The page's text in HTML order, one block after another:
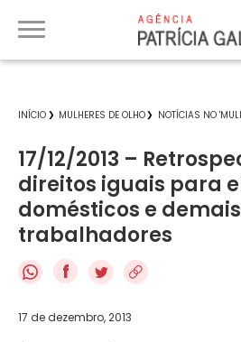
INÍCIO MULHERES DE OLHO NOTÍCIAS NO
17/12/2013 –
direitos iguais para
domésticos e demais
trabalhadores
f
17 de dezembro, 2013